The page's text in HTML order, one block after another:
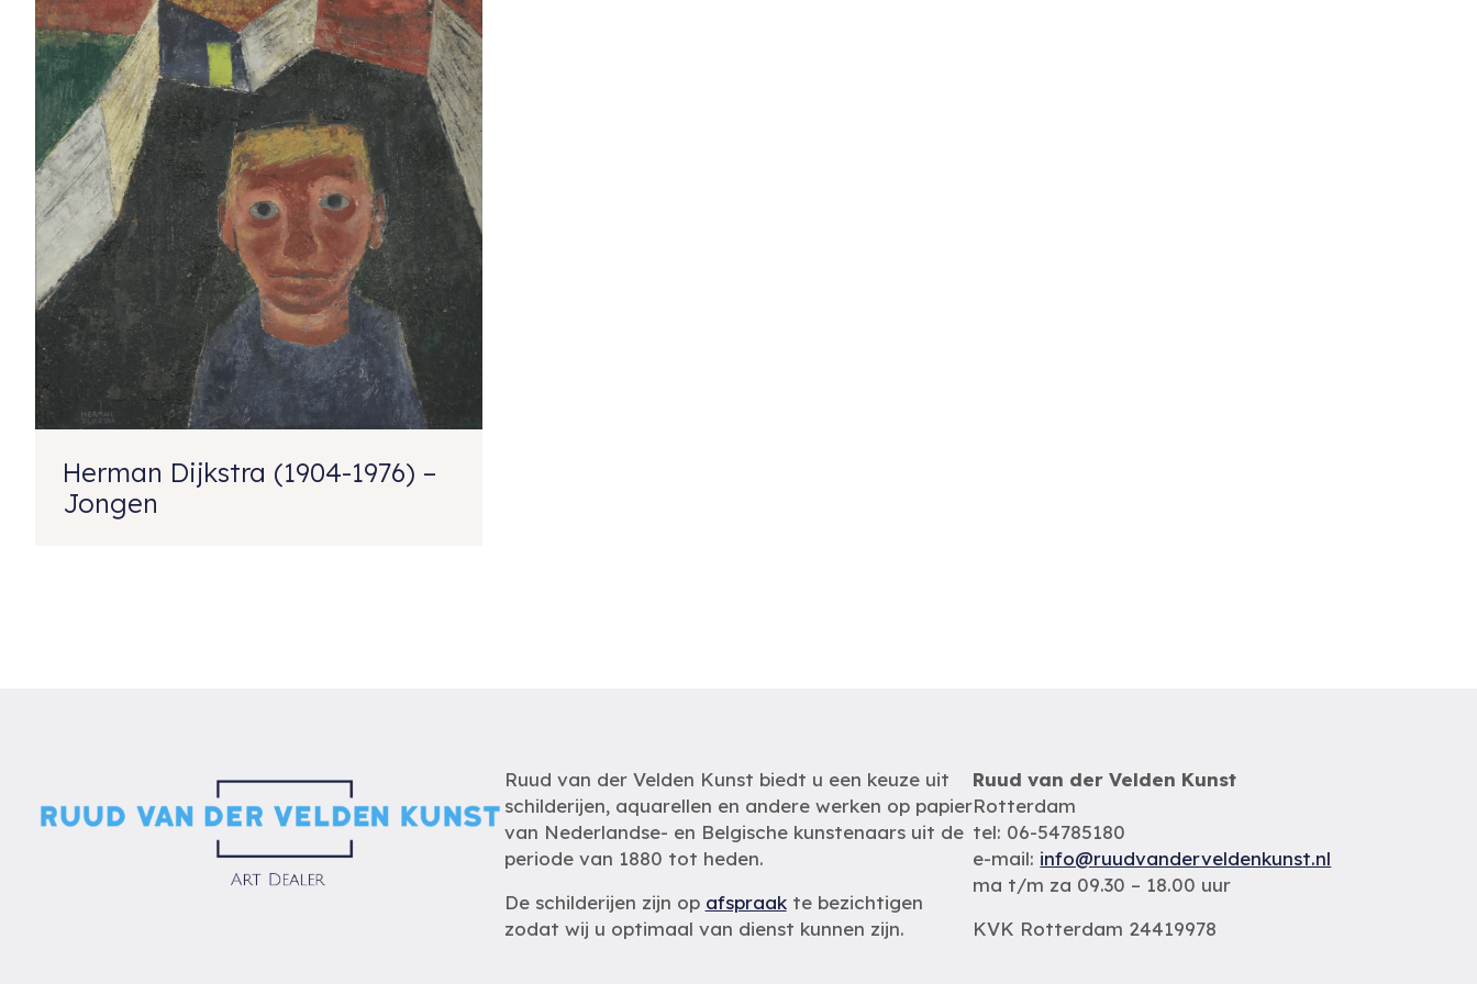
Herman Dijkstra (1904-1976) –
Jongen
Ruud van der Velden Kunst biedt u een keuze uit
schilderijen, aquarellen en andere werken op papier
van Nederlandse- en Belgische kunstenaars uit de
periode van 1880 tot heden.
De schilderijen zijn op afspraakte bezichtigen
zodat wij u optimaal van dienst kunnen zijn.
Ruud van der Velden Kunst
Rotterdam
tel: 06-54785180
e-mail: info@ruudvanderveldenkunst.nl
ma t/m za 09.30 – 18.00 uur
KVK Rotterdam 24419978